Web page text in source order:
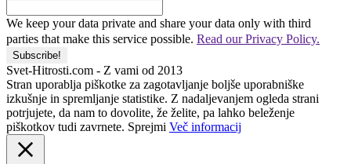
We keep your data private and share your data only with third
parties that make this service possible. Read our Privacy Policy.
Svet-Hitrosti.com - Z vami od 2013
Stran uporablja piškotke za zagotavljanje boljše uporabniške
izkušnje in spremljanje statistike. Z nadaljevanjem ogleda strani
potrjujete, da nam to dovolite, že želite, pa lahko beleženje
piškotkov tudi zavrnete. Sprejmi Več informacij